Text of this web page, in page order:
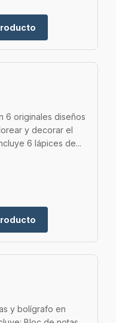
6 originales diseños
y decorar el
6 lápices de...
y bolígrafo en